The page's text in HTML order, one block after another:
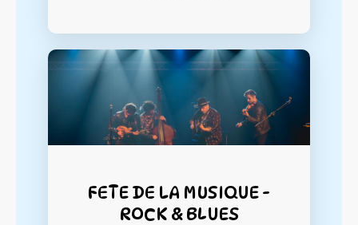
FETE DE LA MUSIQUE -
ROCK & BLUES